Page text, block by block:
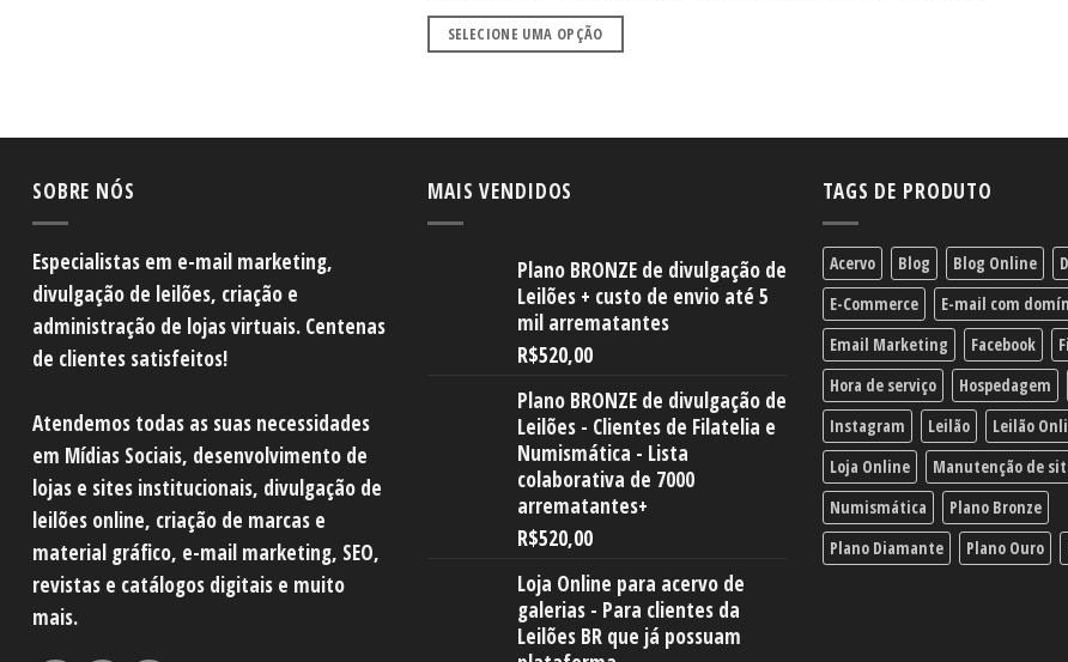
SELECIONE UMA OPÇÃO
SOBRE NÓS
Especialistas em e-mail marketing,
divulgação de leilões, criação e
administração de lojas virtuais. Centenas
de clientes satisfeitos!
Atendemos todas as suas necessidades
em Mídias Sociais, desenvolvimento de
lojas e sites institucionais, divulgação de
leilões online, criação de marcas e
material gráfico, e-mail marketing, SEO,
revistas e catálogos digitais e muito
mais.
MAIS VENDIDOS
Plano BRONZE de divulgação de
Leilões + custo de envio até 5
mil arrematantes
R$520,00
Plano BRONZE de divulgação de
Leilões - Clientes de Filatelia e
Numismática - Lista
colaborativa de 7000
arrematantes+
R$520,00
Loja Online para acervo de
galerias - Para clientes da
Leilões BR que já possuam
TAGS DE PRODUTO
Acervo Blog Blog Online
E-Commerce
E-mail com
Email Marketing
Facebook
Hora de serviço
Hospedagem
Instagram
Leilão
Leilão
Loja Online
Manutenção de
Numismática
Plano Bronze
Plano Diamante
Plano Ouro